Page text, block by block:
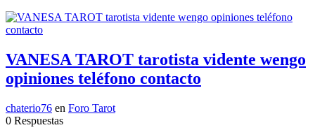
VANESA TAROT tarotista vidente wengo
opiniones teléfono contacto
chaterio76 en Foro Tarot
0 Respuestas